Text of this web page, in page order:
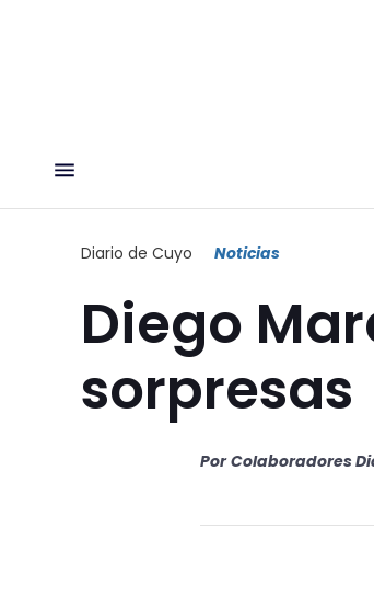
Diario de Cuyo Noticias
Diego
sorpresas
Por Colaboradores